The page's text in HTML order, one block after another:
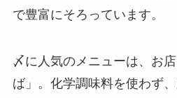
で豊富にそろっています。
〆に人気のメニューは、お
ば」。化学調味料を使わず